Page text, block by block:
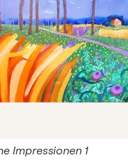
Impressionen 1